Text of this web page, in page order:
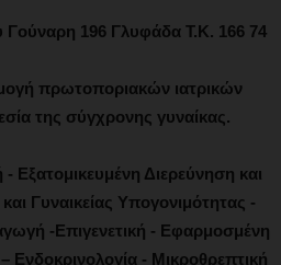
Γούναρη 196 Γλυφάδα Τ.Κ. 166 74
πρωτοποριακών ιατρικών
της σύγχρονης γυναίκας.
- Εξατομικευμένη Διερεύνηση και
Γυναικείας Υπογονιμότητας -
-Επιγενετική - Εφαρμοσμένη
Ενδοκρινολογία - Μικροθρεπτική